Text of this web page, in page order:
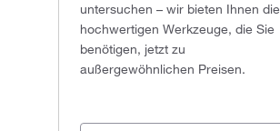
untersuchen – wir bieten Ihnen die
hochwertigen Werkzeuge, die Sie
benötigen, jetzt zu
außergewöhnlichen Preisen.